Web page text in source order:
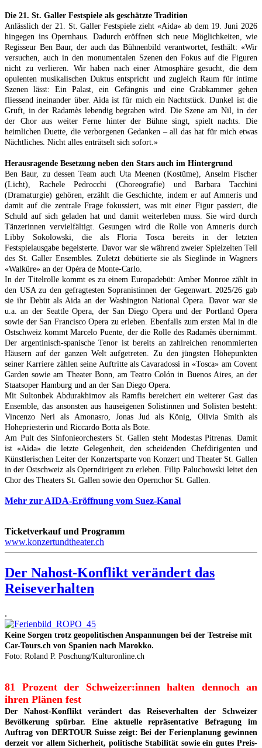
Die 21. St. Galler Festspiele als geschätzte Tradition
Anlässlich der 21. St. Galler Festspiele zieht «Aida» ab dem 19. Juni 2026
hingegen ins Opernhaus. Dadurch eröffnen sich neue Möglichkeiten, wie
Regisseur Ben Baur, der auch das Bühnenbild verantwortet, festhält: «Wir
versuchen, auch in den monumentalen Szenen den Fokus auf die Figuren
nicht zu verlieren. Wir haben nach einer Atmosphäre gesucht, die dem
opulenten musikalischen Duktus entspricht und zugleich Raum für intime
Szenen lässt: Ein Palast, ein Gefängnis und eine Grabkammer gehen
fliessend ineinander über. Aida ist für mich ein Nachtstück. Dunkel ist die
Gruft, in der Radamès lebendig begraben wird. Die Szene am Nil, in der
der Chor aus weiter Ferne hinter der Bühne singt, spielt nachts. Die
heimlichen Duette, die verborgenen Gedanken – all das hat für mich etwas
Nächtliches. Nicht alles enträtselt sich sofort.»
Herausragende Besetzung neben den Stars auch im Hintergrund
Ben Baur, zu dessen Team auch Uta Meenen (Kostüme), Anselm Fischer
(Licht), Rachele Pedrocchi (Choreografie) und Barbara Tacchini
(Dramaturgie) gehören, erzählt die Geschichte, indem er auf Amneris und
damit auf die zentrale Frage fokussiert, was mit einer Figur passiert, die
Schuld auf sich geladen hat und damit weiterleben muss. Sie wird durch
Tänzerinnen vervielfältigt. Gesungen wird die Rolle von Amneris durch
Libby Sokolowski, die als Floria Tosca bereits in der letzten
Festspielausgabe begeisterte. Davor war sie während zweier Spielzeiten Teil
des St. Galler Ensembles. Zuletzt debütierte sie als Sieglinde in Wagners
«Walküre» an der Opéra de Monte-Carlo.
In der Titelrolle kommt es zu einem Europadebüt: Amber Monroe zählt in
den USA zu den gefragtesten Sopranistinnen der Gegenwart. 2025/26 gab
sie ihr Debüt als Aida an der Washington National Opera. Davor war sie
u.a. an der Seattle Opera, der San Diego Opera und der Portland Opera
sowie der San Francisco Opera zu erleben. Ebenfalls zum ersten Mal in die
Ostschweiz kommt Marcelo Puente, der die Rolle des Radamès übernimmt.
Der argentinisch-spanische Tenor ist bereits an zahlreichen renommierten
Häusern auf der ganzen Welt aufgetreten. Zu den jüngsten Höhepunkten
seiner Karriere zählen seine Auftritte als Cavaradossi in «Tosca» am Covent
Garden sowie am Theater Bonn, am Teatro Colón in Buenos Aires, an der
Staatsoper Hamburg und an der San Diego Opera.
Mit Sultonbek Abdurakhimov als Ramfis bereichert ein weiterer Gast das
Ensemble, das ansonsten aus hauseigenen Solistinnen und Solisten besteht:
Vincenzo Neri als Amonasro, Jonas Jud als König, Olivia Smith als
Hohepriesterin und Riccardo Botta als Bote.
Am Pult des Sinfonieorchesters St. Gallen steht Modestas Pitrenas. Damit
ist «Aida» die letzte Gelegenheit, den scheidenden Chefdirigenten und
Künstlerischen Leiter der Konzertsparte von Konzert und Theater St. Gallen
in der Ostschweiz als Operndirigent zu erleben. Filip Paluchowski leitet den
Chor des Theaters St. Gallen sowie den Opernchor St. Gallen.
Mehr zur AIDA-Eröffnung vom Suez-Kanal
Ticketverkauf und Programm
www.konzertundtheater.ch
Der Nahost-Konflikt verändert das
Reiseverhalten
.
Keine Sorgen trotz geopolitischen Anspannungen bei der Testreise mit
Car-Tours.ch von Spanien nach Marokko.
Foto: Roland P. Poschung/Kulturonline.ch
81 Prozent der Schweizer:innen halten dennoch an
ihren Plänen fest
Der Nahost-Konflikt verändert das Reiseverhalten der Schweizer
Bevölkerung spürbar. Eine aktuelle repräsentative Befragung im
Auftrag von DERTOUR Suisse zeigt: Bei der Ferienplanung gewinnen
derzeit vor allem Sicherheit, politische Stabilität sowie ein gutes Preis-